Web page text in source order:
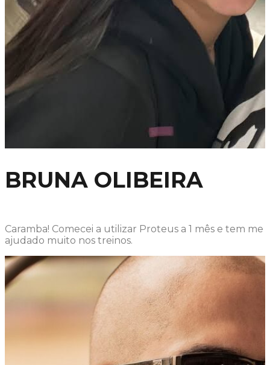
BRUNA OLIBEIRA
Caramba! Comecei a utilizar Proteus a 1 mês e tem me
ajudado muito nos treinos.